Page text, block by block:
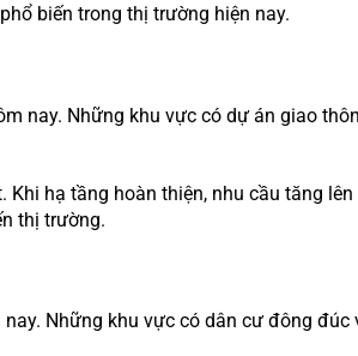
biến trong thị trường hiện nay.
nay. Những khu vực có dự án giao
hạ tầng hoàn thiện, nhu cầu tăng lên
thị trường.
Những khu vực có dân cư đông đúc